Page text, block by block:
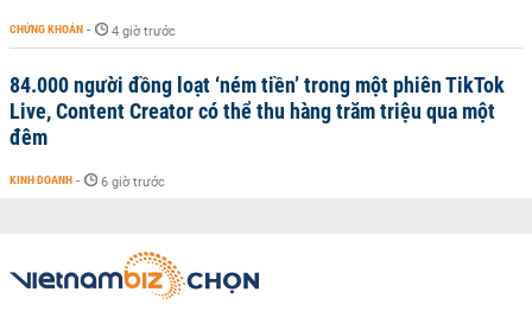
CHỨNG KHOÁN - 4 giờ trước
84.000 người đồng loạt ‘ném tiền’ trong một phiên TikTok
Live, Content Creator có thể thu hàng trăm triệu qua một
đêm
KINH DOANH - 6 giờ trước